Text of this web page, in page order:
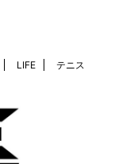
LIFE テニス